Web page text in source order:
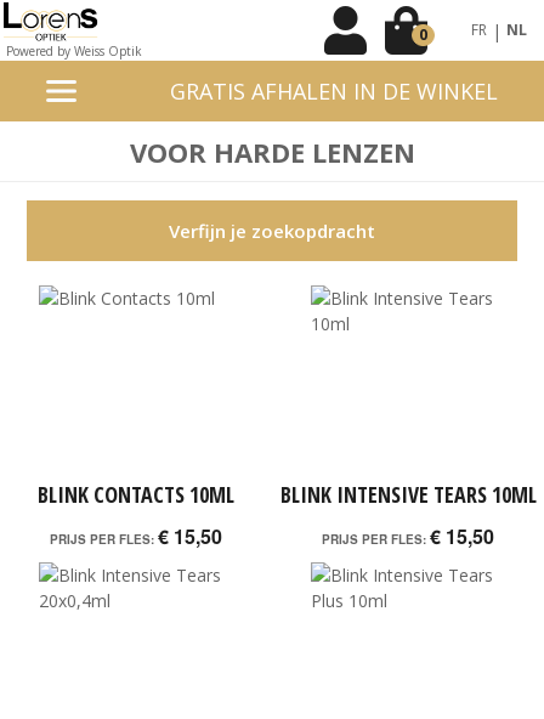
Powered by Weiss Optik
0 FR | NL
GRATIS AFHALEN IN DE WINKEL
VOOR HARDE LENZEN
Verfijn je zoekopdracht
BLINK CONTACTS 10ML
PRIJS PER FLES: € 15,50
BLINK INTENSIVE TEARS 10ML
PRIJS PER FLES: € 15,50